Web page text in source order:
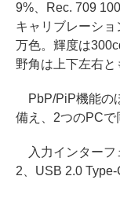
9%、Rec. 709
キャリブレーシ
万色。輝度は
野角は上下左右と
PbP/PiP機能の
備え、2つのPCで
入力インターフ
2、USB 2.0 Type-